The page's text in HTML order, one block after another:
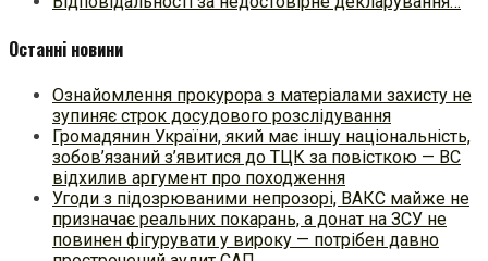
Останні новини
Ознайомлення прокурора з матеріалами захисту не
зупиняє строк досудового розслідування
Громадянин України, який має іншу національність,
зобов’язаний з’явитися до ТЦК за повісткою — ВС
відхилив аргумент про походження
Угоди з підозрюваними непрозорі, ВАКС майже не
призначає реальних покарань, а донат на ЗСУ не
повинен фігурувати у вироку — потрібен давно